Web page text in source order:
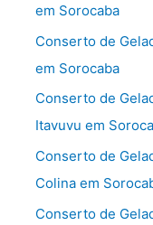
em Sorocaba
Conserto de
em Sorocaba
Conserto de
Itavuvu em
Conserto de
Colina em
Conserto de